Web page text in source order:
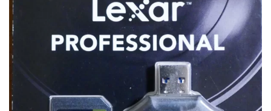
minolta MX nikki Nikon
OLYMPUS om-1 II OM-3 om-5 II omsystem
panasonic pc
PEN E-P7 PENTAX photo Pocket 3 PS5